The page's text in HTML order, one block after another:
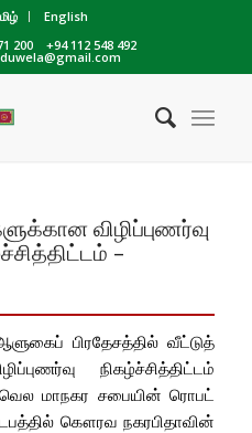
English
200
+94 112 548 492
விழிப்புணர்வு
–
பிரதேசத்தில் வீட்டுத்
நிகழ்ச்சித்திட்டம்
மாநகர சபையின் ரொபட்
கௌரவ நகரபிதாவின்